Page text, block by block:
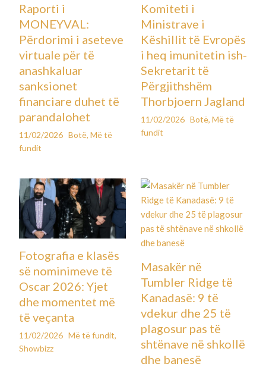
Raporti i
MONEYVAL:
Përdorimi i aseteve
virtuale për të
anashkaluar
sanksionet
financiare duhet të
parandalohet
11/02/2026 Botë,Më të
fundit
Komiteti i
Ministrave i
Këshillit të Evropës
i heq imunitetin ish-
Sekretarit të
Përgjithshëm
Thorbjoern Jagland
11/02/2026 Botë, Më të
fundit
Fotografia e klasës
së nominimeve të
Oscar 2026: Yjet
dhe momentet më
të veçanta
11/02/2026 Më të fundit,
Showbizz
Masakër në
Tumbler Ridge të
Kanadasë: 9 të
vdekur dhe 25 të
plagosur pas të
shtënave në shkollë
dhe banesë